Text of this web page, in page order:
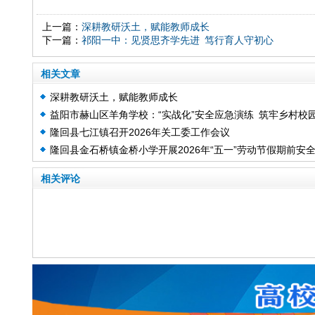
上一篇： 深耕教研沃土，赋能教师成长
下一篇： 祁阳一中：见贤思齐学先进 笃行育人守初心
相关文章
深耕教研沃土，赋能教师成长
益阳市赫山区羊角学校：“实战化”安全应急演练 筑牢乡村校
安全防线
隆回县七江镇召开2026年关工委工作会议
隆回县金石桥镇金桥小学开展2026年“五一”劳动节假期前安全
教育活动
相关评论